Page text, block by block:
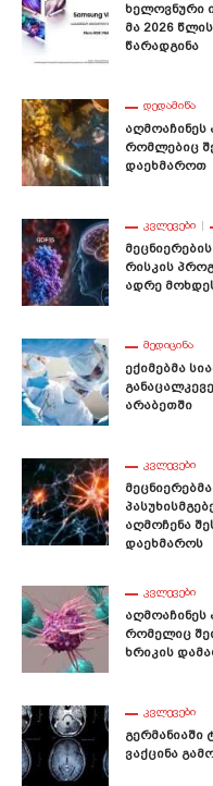
Ხელოვნური
Მა 2026
Წარადგინა
ᲓᲔᲓᲐᲛᲘᲬᲐ
Აღმოაჩინეს
Რომლებიც
Დაეხმაროთ
ᲙᲕᲚᲔᲕᲔᲑᲘ
Რისკის
Ადრე
ᲛᲔᲓᲘᲪᲘᲜᲐ
Ექიმებმა
Არაბეთში
ᲙᲕᲚᲔᲕᲔᲑᲘ
Აღმოჩენა
Დაეხმაროს
ᲙᲕᲚᲔᲕᲔᲑᲘ
Აღმოაჩინეს
Რომელიც
Ხრიკის
ᲙᲕᲚᲔᲕᲔᲑᲘ
Გერმანიაში
Ვაქცინა